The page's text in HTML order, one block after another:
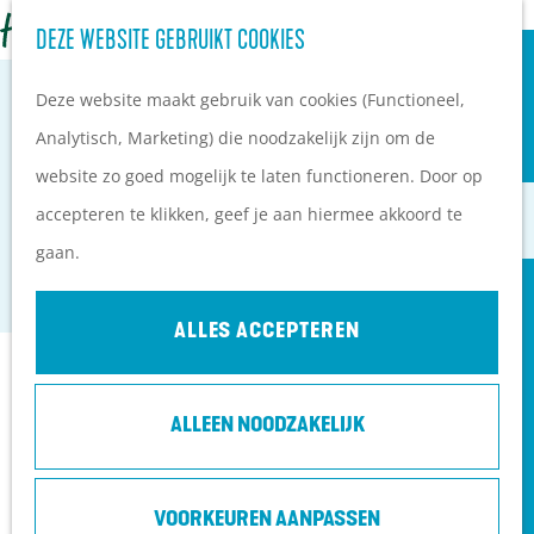
DEZE WEBSITE GEBRUIKT COOKIES
Deze website maakt gebruik van cookies (Functioneel,
Analytisch, Marketing) die noodzakelijk zijn om de
website zo goed mogelijk te laten functioneren. Door op
accepteren te klikken, geef je aan hiermee akkoord te
gaan.
ALLES ACCEPTEREN
ALLEEN NOODZAKELIJK
VOORKEUREN AANPASSEN
G
o
e
Z
e
k
e
n
e
n
u
Vakantieparken
Hotels
B&B's
bezoekers
Arrangementen en acties
Blogs over de Heuvelrug
Praktische informatie
Hoe kom ik op de
GOING ON WHEELS RENSWOUDE
Contact
Grebbelounge